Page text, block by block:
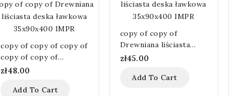
copy of copy of copy of
copy of copy of
Drewniana liściasta
35x90x400 IMPR
zł48.00
Add To Cart
copy of copy of
Drewniana liściasta
deska ławkowa
zł45.00
Add To Cart